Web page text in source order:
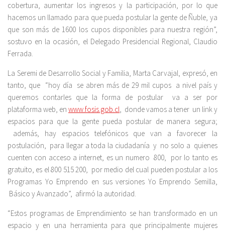
cobertura, aumentar los ingresos y la participación, por lo que
hacemos un llamado para que pueda postular la gente de Ñuble, ya
que son más de 1600 los cupos disponibles para nuestra región”,
sostuvo en la ocasión, el Delegado Presidencial Regional, Claudio
Ferrada.
La Seremi de Desarrollo Social y Familia, Marta Carvajal, expresó, en
tanto, que “hoy día se abren más de 29 mil cupos a nivel país y
queremos contarles que la forma de postular va a ser por
plataforma web, en www.fosis.gob.cl, donde vamos a tener un link y
espacios para que la gente pueda postular de manera segura;
además, hay espacios telefónicos que van a favorecer la
postulación, para llegar a toda la ciudadanía y no solo a quienes
cuenten con acceso a internet, es un numero 800, por lo tanto es
gratuito, es el 800 515 200, por medio del cual pueden postular a los
Programas Yo Emprendo en sus versiones Yo Emprendo Semilla,
Básico y Avanzado”, afirmó la autoridad.
“Estos programas de Emprendimiento se han transformado en un
espacio y en una herramienta para que principalmente mujeres